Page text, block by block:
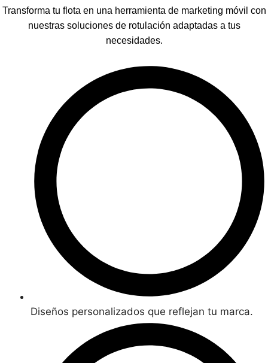
Transforma tu flota en una herramienta de marketing móvil con
nuestras soluciones de rotulación adaptadas a tus
necesidades.
Diseños personalizados que reflejan tu marca.